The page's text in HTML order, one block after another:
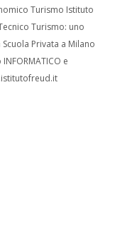
Turismo Istituto
Turismo: uno
Privata a Milano
e